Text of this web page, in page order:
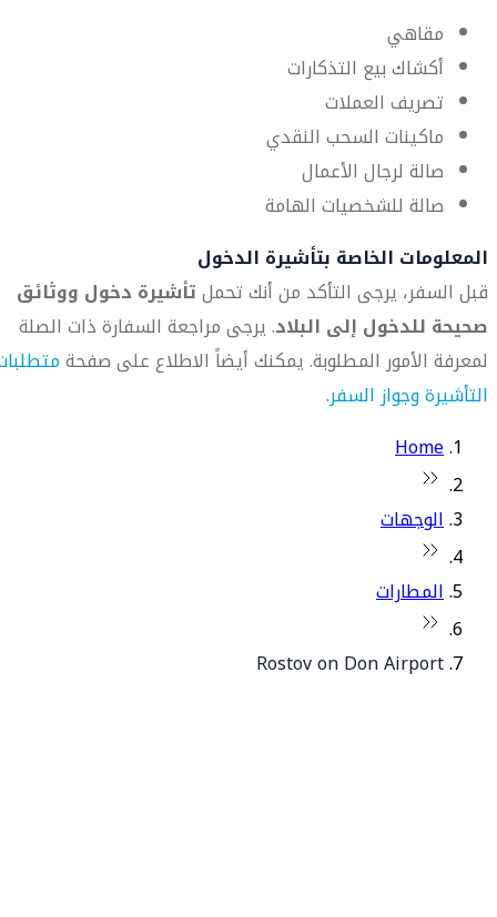
مقاهي
أكشاك بيع التذكارات
تصريف العملات
ماكينات السحب النقدي
صالة لرجال الأعمال
صالة للشخصيات الهامة
المعلومات الخاصة بتأشيرة الدخول
قبل السفر، يرجى التأكد من أنك تحملتأشيرة دخول ووثائق
صحيحة للدخول إلى البلاد. يرجى مراجعة السفارة ذات الصلة
لمعرفة الأمور المطلوبة. يمكنك أيضاً الاطلاع على صفحة
التأشيرة وجواز السفر.
Home
الوجهات
المطارات
Rostov on Don Airport